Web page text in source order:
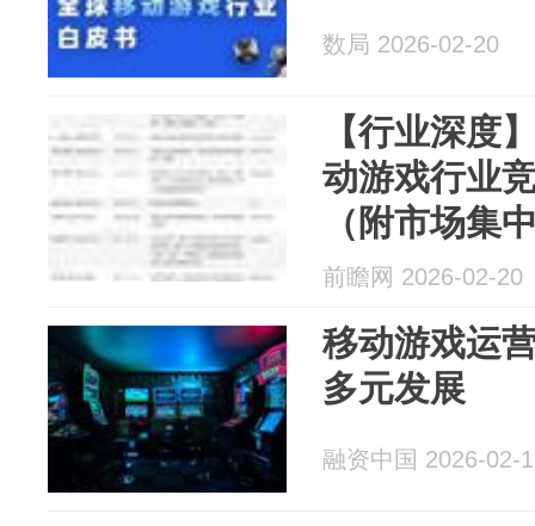
数局 2026-02-20
【行业深度
动游戏行业
（附市场集
前瞻网 2026-02-20
移动游戏运
多元发展
融资中国 2026-02-